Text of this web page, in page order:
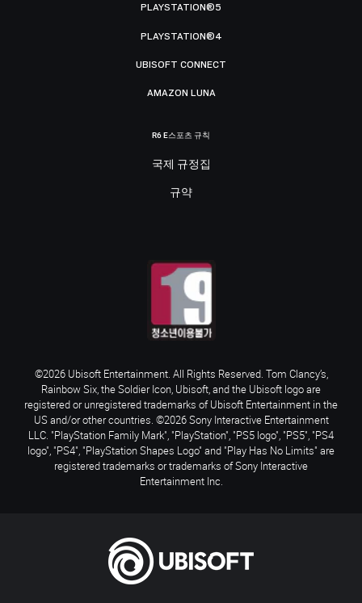
PLAYSTATION®5
PLAYSTATION®4
UBISOFT CONNECT
AMAZON LUNA
R6 E스포츠 규칙
국제 규정집
규약
©2026 Ubisoft Entertainment. All Rights Reserved. Tom Clancy’s,
Rainbow Six, the Soldier Icon, Ubisoft, and the Ubisoft logo are
registered or unregistered trademarks of Ubisoft Entertainment in the
US and/or other countries. ©2026 Sony Interactive Entertainment
LLC. "PlayStation Family Mark", "PlayStation", "PS5 logo", "PS5", "PS4
logo", "PS4", "PlayStation Shapes Logo" and "Play Has No Limits" are
registered trademarks or trademarks of Sony Interactive
Entertainment Inc.